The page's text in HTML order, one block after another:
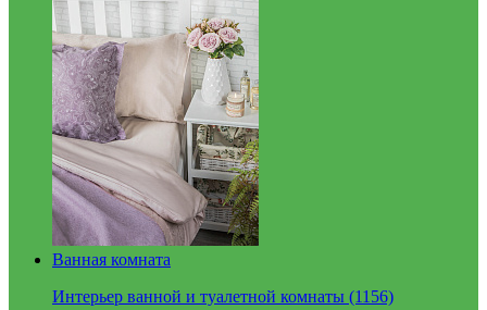
Ванная комната
Интерьер ванной и туалетной комнаты (1156)